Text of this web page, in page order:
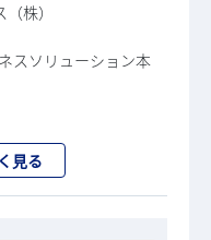
株）
スソリューション本
見る